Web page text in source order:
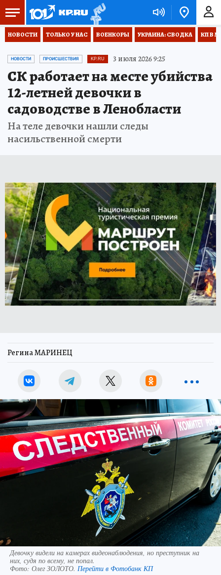
НОВОСТИ ТОЛЬКО У НАС ВОЕНКОРЫ УКРАИНА: СВОДКА КП В
НОВОСТИ ПРОИСШЕСТВИЯ KP.RU 3 июля 2026 9:25
СК работает на месте убийства
12-летней девочки в
садоводстве в Ленобласти
На теле девочки нашли следы
насильственной смерти
Регина МАРИНЕЦ
Девочку видели на камерах видеонаблюдения, но преступник на
них, судя по всему, не попал.
Фото: Олег ЗОЛОТО. Перейти в Фотобанк КП